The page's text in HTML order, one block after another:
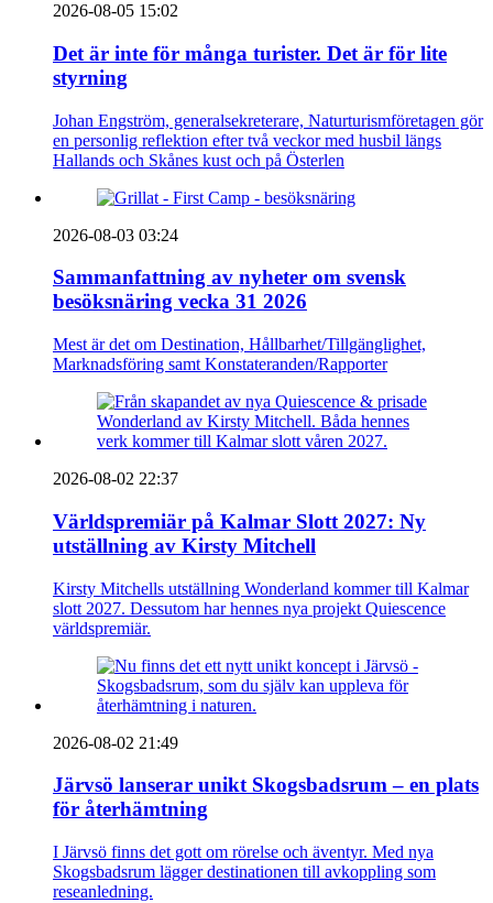
2026-08-05 15:02
Det är inte för många turister. Det är för lite
styrning
Johan Engström, generalsekreterare, Naturturismföretagen gör
en personlig reflektion efter två veckor med husbil längs
Hallands och Skånes kust och på Österlen
2026-08-03 03:24
Sammanfattning av nyheter om svensk
besöksnäring vecka 31 2026
Mest är det om Destination, Hållbarhet/Tillgänglighet,
Marknadsföring samt Konstateranden/Rapporter
2026-08-02 22:37
Världspremiär på Kalmar Slott 2027: Ny
utställning av Kirsty Mitchell
Kirsty Mitchells utställning Wonderland kommer till Kalmar
slott 2027. Dessutom har hennes nya projekt Quiescence
världspremiär.
2026-08-02 21:49
Järvsö lanserar unikt Skogsbadsrum – en plats
för återhämtning
I Järvsö finns det gott om rörelse och äventyr. Med nya
Skogsbadsrum lägger destinationen till avkoppling som
reseanledning.